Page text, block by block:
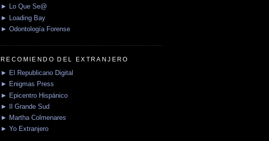
► Lo Que Se@
► Loading Bay
► Odontología Forense
RECOMIENDO DEL EXTRANJERO
► El Republicano Digital
► Enigmas Press
► Epicentro Hispánico
► Il Grande Sud
► Martha Colmenares
► Yo Extranjero